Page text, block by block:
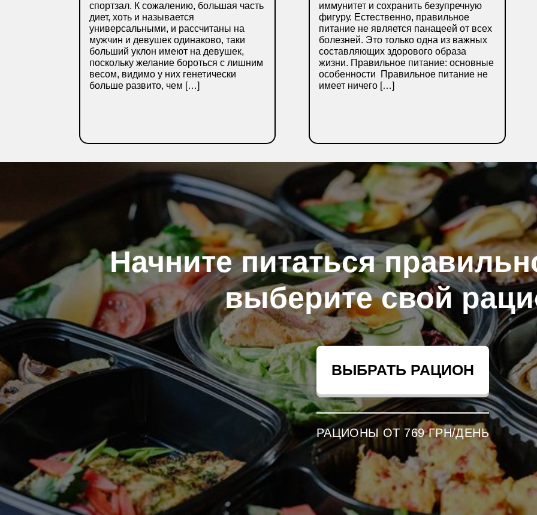
спортзал. К сожалению, большая часть
диет, хоть и называется
универсальными, и рассчитаны на
мужчин и девушек одинаково, таки
больший уклон имеют на девушек,
поскольку желание бороться с лишним
весом, видимо у них генетически
больше развито, чем […]
иммунитет и сохранить безупречную
фигуру. Естественно, правильное
питание не является панацеей от всех
болезней. Это только одна из важных
составляющих здорового образа
жизни. Правильное питание: основные
особенности Правильное питание не
имеет ничего […]
Начните питаться
выберите свой
ВЫБРАТЬ РАЦИОН
РАЦИОНЫ ОТ 769 ГРН/ДЕНЬ